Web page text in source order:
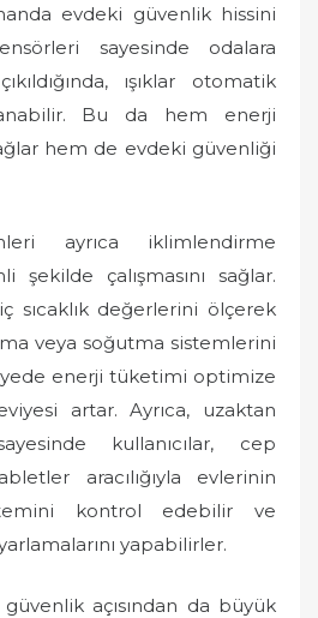
evdeki güvenlik hissini
sayesinde odalara
ışıklar otomatik
Bu da hem enerji
hem de evdeki güvenliği
ayrıca iklimlendirme
şekilde çalışmasını sağlar.
sıcaklık değerlerini ölçerek
veya soğutma sistemlerini
enerji tüketimi optimize
artar. Ayrıca, uzaktan
kullanıcılar, cep
aracılığıyla evlerinin
kontrol edebilir ve
yapabilirler.
açısından da büyük